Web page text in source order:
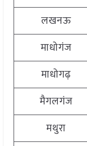
लखनऊ
माधोगंज
माधोगढ़
मैगलगंज
मथुरा